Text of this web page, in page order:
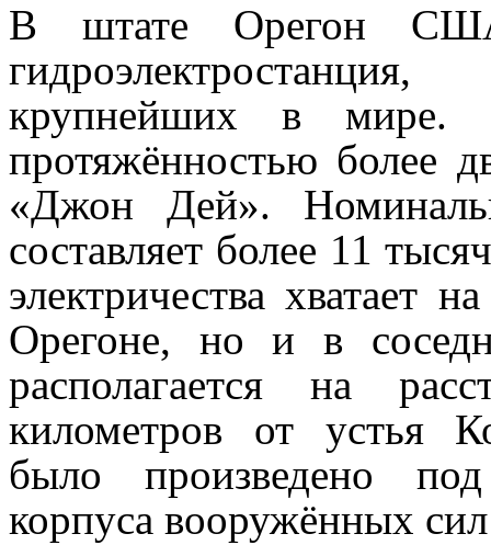
В штате Орегон
крупнейших в
протяжённостью более
«Джон Дей».
составляет более 11
электричества хватает
Орегоне, но и в
располагается на
километров от устья
было произведено
корпуса вооружённых